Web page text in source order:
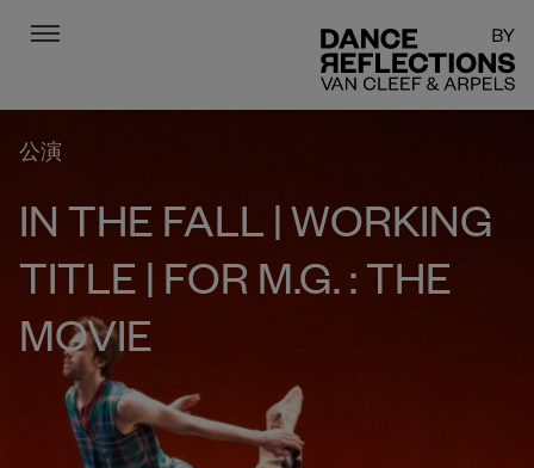
Menu
公演
IN THE FALL | WORKING
TITLE | FOR M.G. : THE
MOVIE